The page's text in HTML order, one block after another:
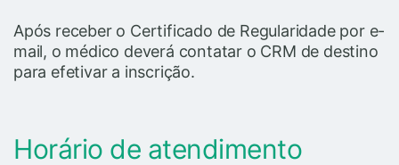
Após receber o Certificado de Regularidade por e-
mail, o médico deverá contatar o CRM de destino
para efetivar a inscrição.
Horário de atendimento